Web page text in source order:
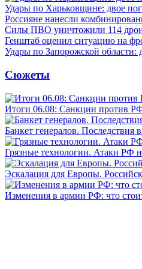
Удары по Харьковщине: двое
Россияне нанесли
Силы ПВО уничтожили 114
Генштаб оценил ситуацию на
Удары по Запорожской области:
Сюжеты
Итоги 06.08: Санкции против
Банкет генералов. Последствия
Грязные технологии. Атаки РФ
Эскалация для Европы.
Изменения в армии РФ: что